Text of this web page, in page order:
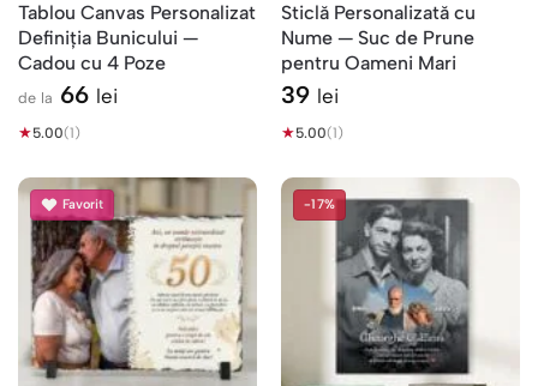
Tablou Canvas Personalizat
Definiția Bunicului —
Cadou cu 4 Poze
de la 66 lei
★5.00(1)
Sticlă Personalizată cu
Nume — Suc de Prune
pentru Oameni Mari
39 lei
★5.00(1)
Favorit -17%